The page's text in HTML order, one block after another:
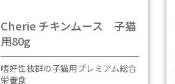
Cherie チキンムース 子猫
用80g
嗜好性抜群の子猫用プレミアム総合
栄養食